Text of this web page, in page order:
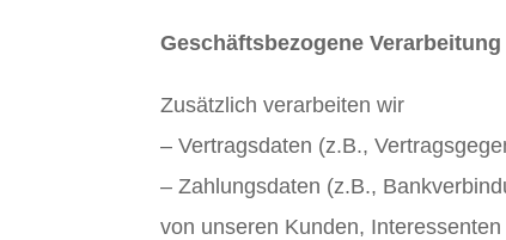
Geschäftsbezogene Verarbeitung
Zusätzlich verarbeiten wir
– Vertragsdaten (z.B.,
– Zahlungsdaten (z.B.,
von unseren Kunden,